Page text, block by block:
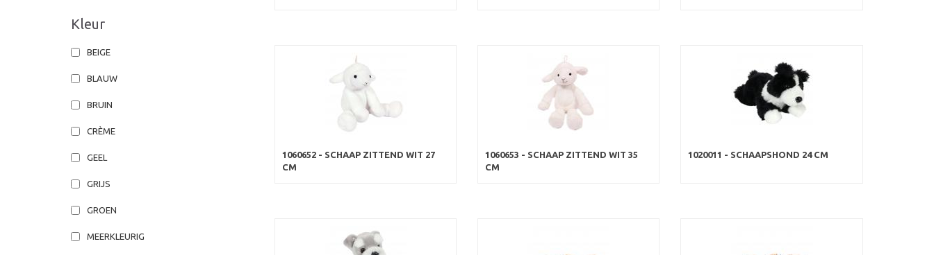
Kleur
BEIGE
BLAUW
BRUIN
CRÈME
GEEL
GRIJS
GROEN
MEERKLEURIG
1060652 - SCHAAP ZITTEND WIT 27
CM
1060653 - SCHAAP ZITTEND WIT 35
CM
1020011 - SCHAAPSHOND 24 CM